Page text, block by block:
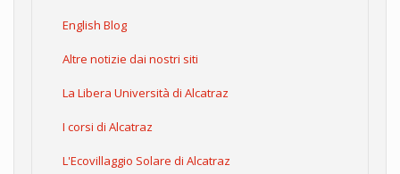
English Blog
Altre notizie dai nostri siti
La Libera Università di Alcatraz
I corsi di Alcatraz
L'Ecovillaggio Solare di Alcatraz